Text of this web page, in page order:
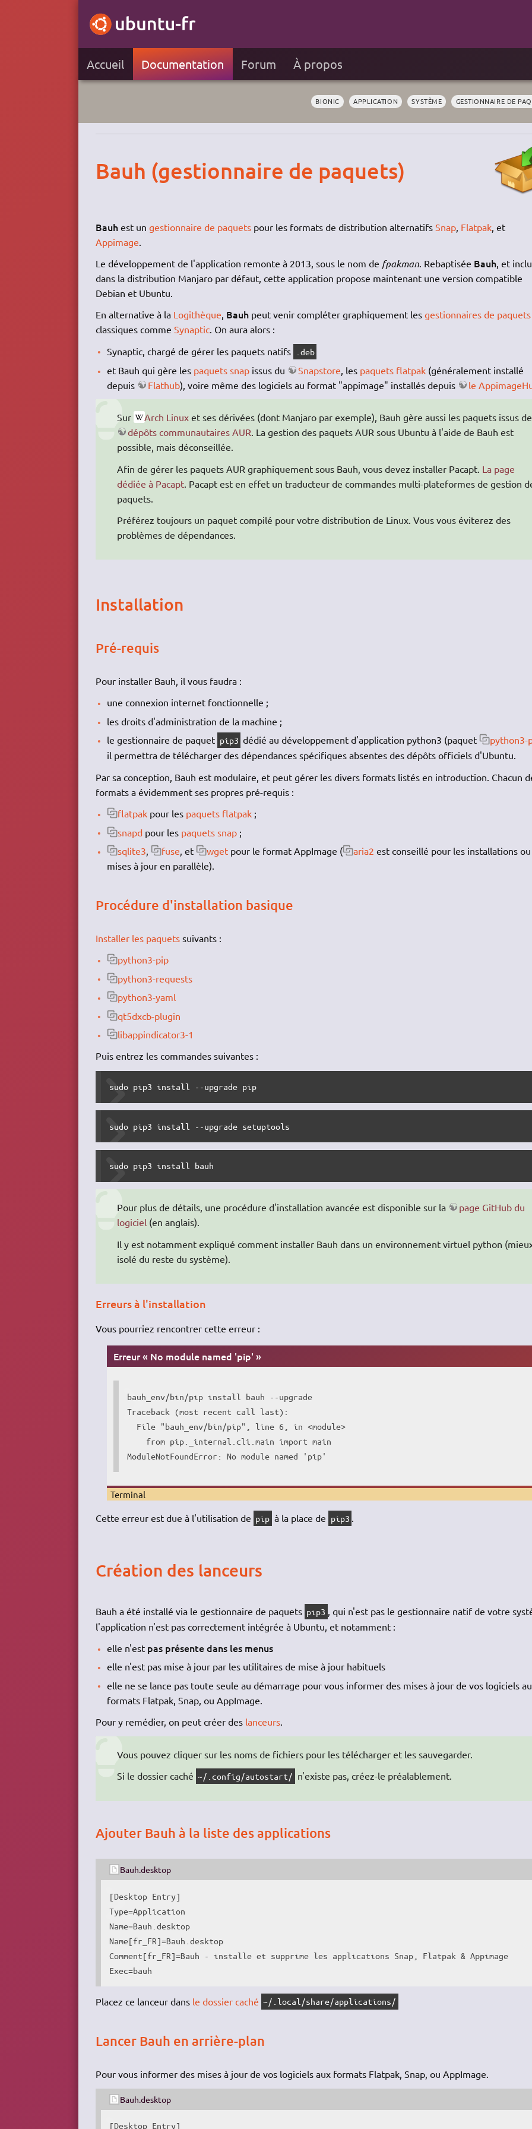
Accueil Documentation Forum À propos
BIONIC APPLICATION SYSTÈME GESTIONNAIRE DE
Bauh (gestionnaire de paquets)
Bauhest un gestionnaire de paquetspour les formats de distribution alternatifs Snap, Flatpak, et
Appimage
Le développement de l'application remonte à 2013, sous le nom de fpakman. Rebaptisée Bauh, et
dans la distribution Manjaro par défaut, cette application propose maintenant une version compatible
Debian et Ubuntu.
En alternative à la Logithèque, Bauhpeut venir compléter graphiquement les gestionnaires de paquets
classiques comme Synaptic. On aura alors :
Synaptic, chargé de gérer les paquets natifs
.deb
et Bauh qui gère les paquets snap issus du Snapstore, les paquets flatpak (généralement installé
depuis
Flathub), voire même des logiciels au format "appimage" installés depuis le
Sur Arch Linuxet ses dérivées (dont Manjaro par exemple), Bauh gère aussi les paquets issus
dépôts communautaires AUR. La gestion des paquets AUR sous Ubuntu à l'aide de Bauh est
possible, mais déconseillée.
Afin de gérer les paquets AUR graphiquement sous Bauh, vous devez installer Pacapt. La page
dédiée à Pacapt. Pacapt est en effet un traducteur de commandes multi-plateformes de gestion
paquets.
Préférez toujours un paquet compilé pour votre distribution de Linux. Vous vous éviterez des
problèmes de dépendances.
Installation
Pré-requis
Pour installer Bauh, il vous faudra :
une connexion internet fonctionnelle ;
les droits d'administration de la machine ;
le gestionnaire de paquet pip3 dédié au développement d'application python3 (paquet
python3-
il permettra de télécharger des dépendances spécifiques absentes des dépôts officiels d'Ubuntu.
Par sa conception, Bauh est modulaire, et peut gérer les divers formats listés en introduction. Chacun
formats a évidemment ses propres pré-requis :
flatpak pour les paquets flatpak ;
snapd pour les paquets snap ;
sqlite3 , fuse , et wget pour le format AppImage ( aria2 est conseillé pour les installations ou
mises à jour en parallèle).
Procédure d'installation basique
Installer les paquetssuivants :
python3-pip
python3-requests
python3-yaml
qt5dxcb-plugin
libappindicator3-1
Puis entrez les commandes suivantes :
sudo pip3 install --upgrade pip
sudo pip3 install --upgrade setuptools
sudo pip3 install bauh
Pour plus de détails, une procédure d'installation avancée est disponible sur la
page GitHub du
logiciel (en anglais).
Il y est notamment expliqué comment installer Bauh dans un environnement virtuel python
isolé du reste du système).
Erreurs à l'installation
Vous pourriez rencontrer cette erreur :
Erreur « No module named 'pip' »
bauh_env/bin/pip install bauh --upgrade
Traceback (most recent call last) :
  File
"bauh_env/bin/pip" , line 6 , in <module>
    from pip._internal.cli.main import main
ModuleNotFoundError: No module named
'pip'
Terminal
Cette erreur est due à l'utilisation de pip à la place de pip3
Création des lanceurs
Bauh a été installé via le gestionnaire de paquets pip3
, qui n'est pas le gestionnaire natif de votre
l'application n'est pas correctement intégrée à Ubuntu, et notamment :
elle n'est pas présente dans les menus
elle n'est pas mise à jour par les utilitaires de mise à jour habituels
elle ne se lance pas toute seule au démarrage pour vous informer des mises à jour de vos logiciels
formats Flatpak, Snap, ou AppImage.
Pour y remédier, on peut créer des lanceurs.
Vous pouvez cliquer sur les noms de fichiers pour les télécharger et les sauvegarder.
Si le dossier caché ~/.config/autostart/ n'existe pas, créez-le préalablement.
Ajouter Bauh à la liste des applications
Bauh.desktop
[Desktop Entry]
Type=Application
Name=Bauh.desktop
Name[fr_FR]=Bauh.desktop
Comment[fr_FR]=Bauh - installe et supprime les applications Snap, Flatpak & Appimage
Exec=bauh
Placez ce lanceur dans le dossier caché ~/.local/share/applications/
Lancer Bauh en arrière-plan
Pour vous informer des mises à jour de vos logiciels aux formats Flatpak, Snap, ou AppImage.
Bauh.desktop
[Desktop Entry]